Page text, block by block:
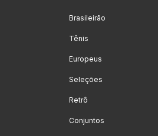
Brasileirão
Tênis
Europeus
Seleções
Retrô
Conjuntos